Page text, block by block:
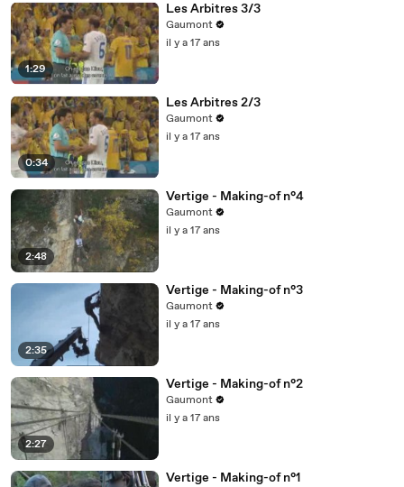
1:29
Les Arbitres 3/3
Gaumont
il y a 17 ans
0:34
Les Arbitres 2/3
Gaumont
il y a 17 ans
2:48
Vertige - Making-of n°4
Gaumont
il y a 17 ans
2:35
Vertige - Making-of n°3
Gaumont
il y a 17 ans
2:27
Vertige - Making-of n°2
Gaumont
il y a 17 ans
Vertige - Making-of n°1